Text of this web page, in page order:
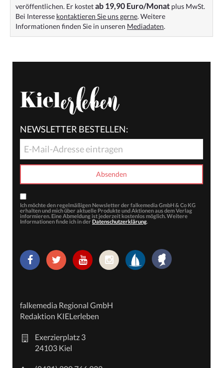
veröffentlichen. Er kostetab 19,90 Euro/Monat plus MwSt.
Bei Interesse kontaktieren Sie uns gerne. Weitere
Informationen finden Sie in unseren Mediadaten.
NEWSLETTER BESTELLEN:
Ich möchte den regelmäßigen Newsletter der falkemedia GmbH & Co KG
erhalten und mich über aktuelle Produkte und Aktionen aus dem Verlag
informieren. Eine Abmeldung ist jederzeit kostenlos möglich. Weitere
Informationen finde ich in der Datenschutzerklärung.
falkemedia Regional GmbH
Redaktion KIELerleben
Exerzierplatz 3
24103 Kiel